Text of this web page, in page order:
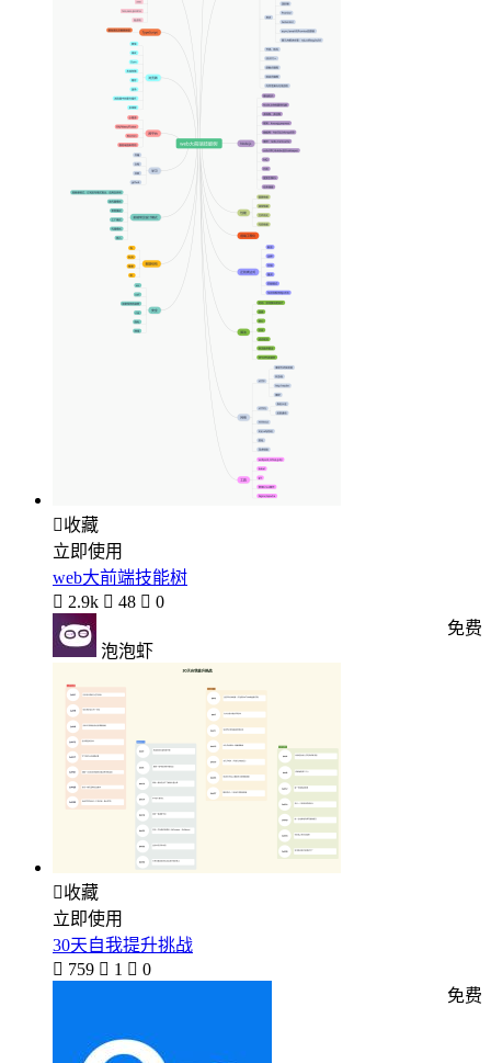
收藏
立即使用
web大前端技能树
 2.9k  48  0
泡泡虾
免费
收藏
立即使用
30天自我提升挑战
 759  1  0
免费